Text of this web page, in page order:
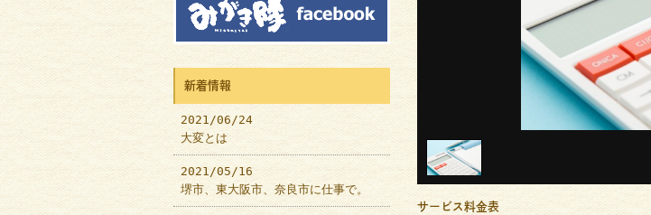
サービス料金表
新着情報
2021/06/24
大変とは
2021/05/16
堺市、東大阪市、奈良市に仕事で。